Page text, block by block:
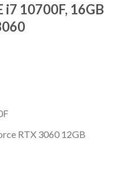
i7 10700F, 16GB
RTX 3060 12GB